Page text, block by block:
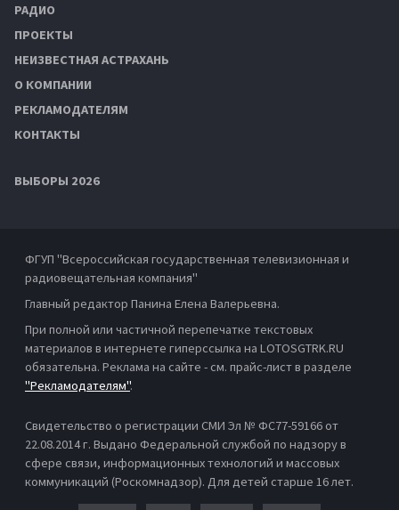
РАДИО
ПРОЕКТЫ
НЕИЗВЕСТНАЯ АСТРАХАНЬ
О КОМПАНИИ
РЕКЛАМОДАТЕЛЯМ
КОНТАКТЫ
ВЫБОРЫ 2026
ФГУП "Всероссийская государственная телевизионная и
радиовещательная компания"
Главный редактор Панина Елена Валерьевна.
При полной или частичной перепечатке текстовых
материалов в интернете гиперссылка на LOTOSGTRK.RU
обязательна. Реклама на сайте - см. прайс-лист в разделе
"Рекламодателям".
Свидетельство о регистрации СМИ Эл № ФС77-59166 от
22.08.2014 г. Выдано Федеральной службой по надзору в
сфере связи, информационных технологий и массовых
коммуникаций (Роскомнадзор). Для детей старше 16 лет.